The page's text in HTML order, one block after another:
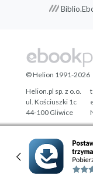
Designed with ♥ by
© Helion 1991-2026
Helion.pl sp. z o.o.
ul. Kościuszki 1c
44-100 Gliwice